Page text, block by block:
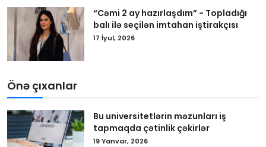
“Cəmi 2 ay hazırlaşdım” - Topladığı
balı ilə seçilən imtahan iştirakçısı
17 İyul, 2026
Önə çıxanlar
Bu universitetlərin məzunları iş
tapmaqda çətinlik çəkirlər
19 Yanvar, 2026